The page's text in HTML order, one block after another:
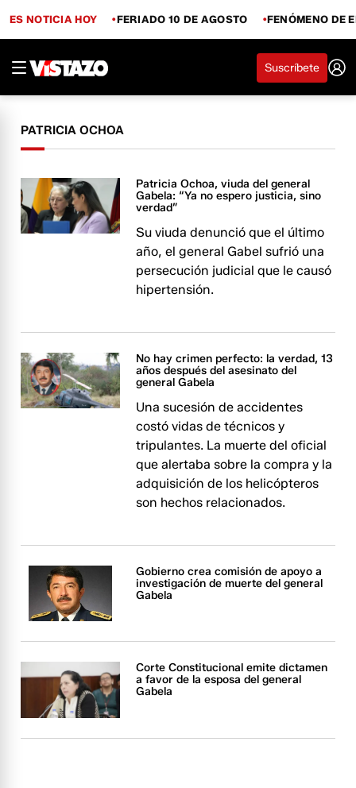
ES NOTICIA HOY FERIADO 10 DE AGOSTO FENÓMENO DE
Suscríbete
PATRICIA OCHOA
Patricia Ochoa, viuda del general
Gabela: “Ya no espero justicia, sino
verdad”
Su viuda denunció que el último
año, el general Gabel sufrió una
persecución judicial que le causó
hipertensión.
No hay crimen perfecto: la verdad, 13
años después del asesinato del
general Gabela
Una sucesión de accidentes
costó vidas de técnicos y
tripulantes. La muerte del oficial
que alertaba sobre la compra y la
adquisición de los helicópteros
son hechos relacionados.
Gobierno crea comisión de apoyo a
investigación de muerte del general
Gabela
Corte Constitucional emite dictamen
a favor de la esposa del general
Gabela